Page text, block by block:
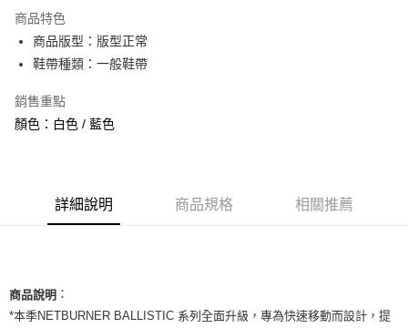
合作金庫商業銀行
華南商業銀行
上海商業儲蓄銀行
臺灣中小企業銀行
匯豐（台灣）商業銀行
台新國際商業銀行
中國信託商業銀行
超商取貨付款
LINE Pay
Apple Pay
街口支付
全盈+PAY
AFTEE先享後付是「在收到商品之後才付款」的支付方式。 讓您購物簡單
便利好安心！
ATM付款
商品特色
商品版型：版型正常
鞋帶種類：一般鞋帶
銷售重點
顏色：白色 / 藍色
詳細說明 商品規格 相關推薦
商品說明 ：
*本季NETBURNER BALLISTIC 系列全面升級，專為快速移動而設計，提